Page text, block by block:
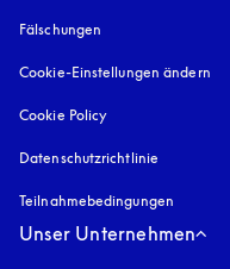
Fälschungen
Cookie-Einstellungen ändern
Cookie Policy
Datenschutzrichtlinie
Teilnahmebedingungen
Unser Unternehmen